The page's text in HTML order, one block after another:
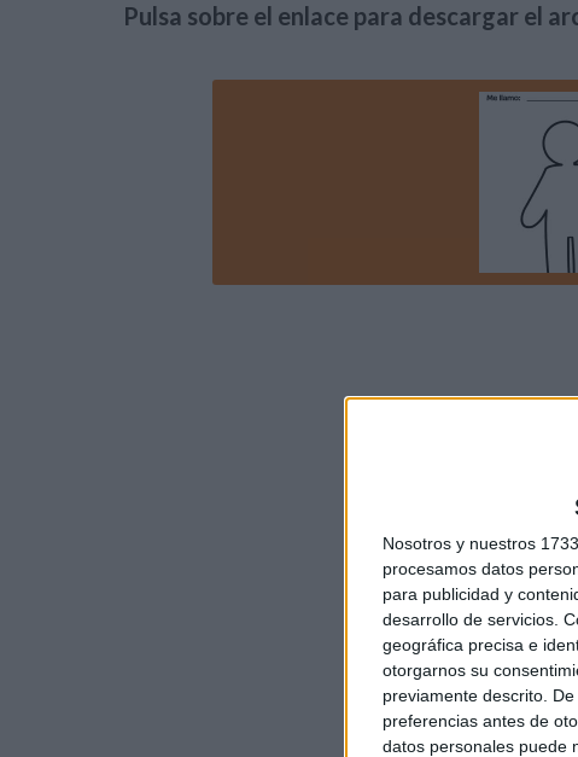
Nosotros y nuestros 1733
procesamos datos
para publicidad y
desarrollo de servicios.
geográfica precisa e
otorgarnos su
previamente descrito.
preferencias antes de
datos personales puede
Pulsa sobre el enlace para descargar el